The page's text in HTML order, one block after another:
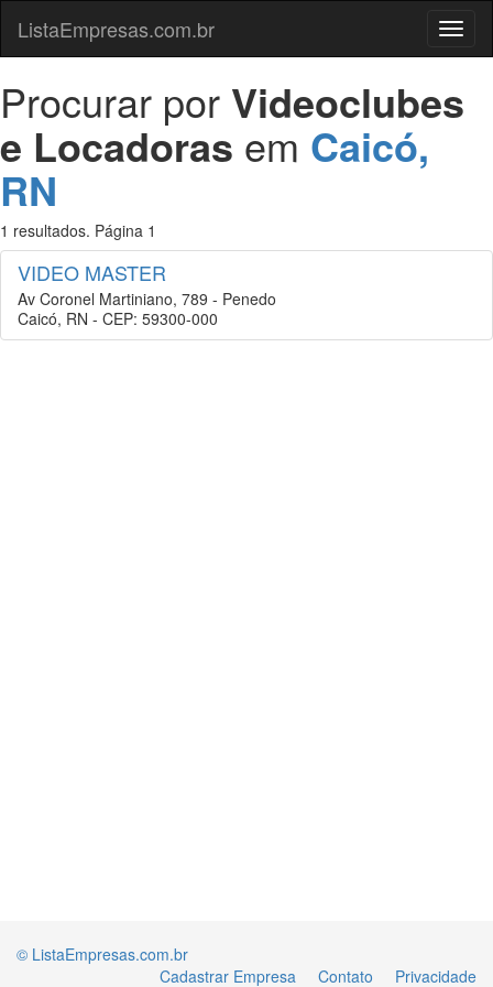
Menu
ListaEmpresas.com.br
Procurar por Videoclubes
e Locadoras em Caicó,
RN
1 resultados. Página 1
VIDEO MASTER
Av Coronel Martiniano, 789 - Penedo
Caicó, RN - CEP: 59300-000
© ListaEmpresas.com.br
Cadastrar Empresa
Contato Privacidade